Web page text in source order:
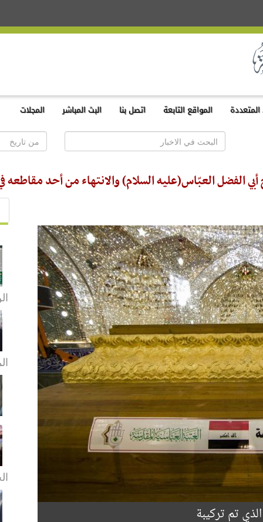
المواقع التابعة اتصل بنا البث المباشر المجلات
الفضل العبّاس(عليه السلام) والانتهاء من أحد
تم تركيبة